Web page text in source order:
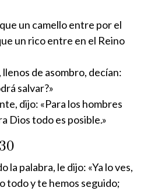
un camello entre por el
un rico entre en el Reino
de asombro, decían:
salvar?»
dijo: «Para los hombres
Dios todo es posible.»
la palabra, le dijo: «Ya lo ves,
todo y te hemos seguido;